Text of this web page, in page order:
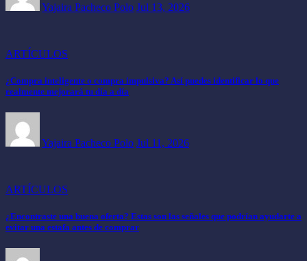
Yajaira Pacheco Polo Jul 13, 2026
ARTÍCULOS
¿Compra inteligente o compra impulsiva? Así puedes identificar lo que
realmente mejorará tu día a día
Yajaira Pacheco Polo Jul 11, 2026
ARTÍCULOS
¿Encontraste una buena oferta? Estas son las señales que podrían ayudarte a
evitar una estafa antes de comprar